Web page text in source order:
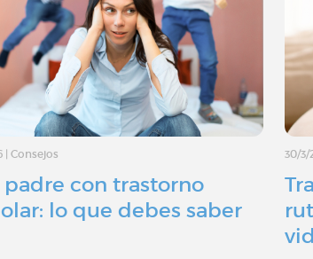
|Consejos
padre con trastorno
lo que debes saber
30/3/